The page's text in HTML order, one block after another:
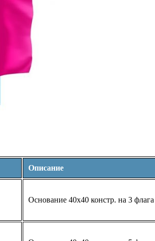
Описание
Основание 40х40 констр. на 3 флага